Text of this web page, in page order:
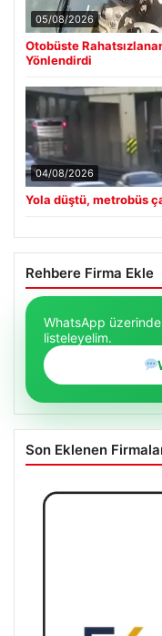
05/08/2026
Otobüste
Yönlendirdi
04/08/2026
Yola düştü, metrobüs
Rehbere Firma Ekle
WhatsApp
listeleyelim.
Son Eklenen